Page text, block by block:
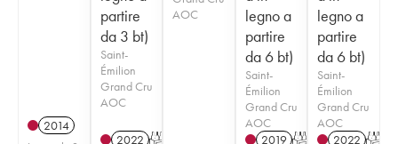
2014
partire
da 3 bt)
Saint-
Émilion
Grand Cru
AOC
2022 T
AOC
legno a
partire
da 6 bt)
Saint-
Émilion
Grand Cru
AOC
2019 T
legno a
partire
da 6 bt)
Saint-
Émilion
Grand Cru
AOC
2022 T